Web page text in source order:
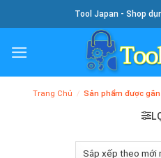
To
Content
Tool Japan - Shop
Trang Chủ / Sản phẩm được gắn